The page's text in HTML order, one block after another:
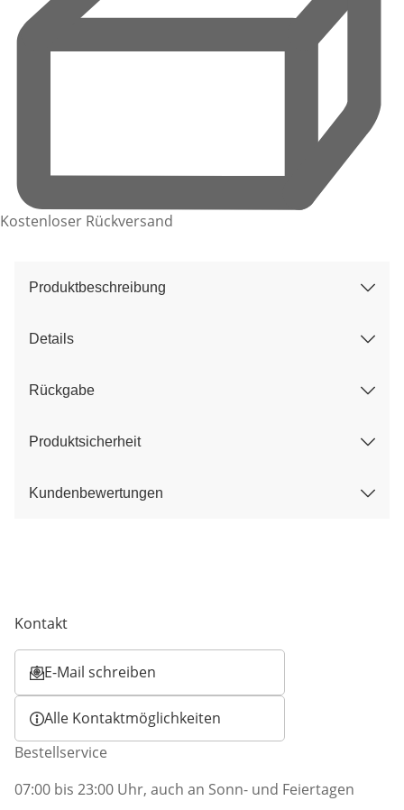
Kostenloser Rückversand
Produktbeschreibung
Details
Rückgabe
Produktsicherheit
Kundenbewertungen
Kontakt
E-Mail schreiben
Öffnet E-Mail-Client
Alle Kontaktmöglichkeiten
Bestellservice
07:00 bis 23:00 Uhr, auch an Sonn- und Feiertagen